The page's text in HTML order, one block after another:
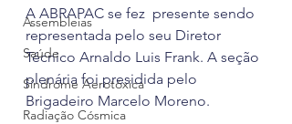
Assembleias
Saúde
Síndrome Aerotóxica
Radiação Cósmica
A ABRAPAC se fez  presente sendo
representada pelo seu Diretor
Técnico Arnaldo Luis Frank. A seção
plenária foi presidida pelo
Brigadeiro Marcelo Moreno.